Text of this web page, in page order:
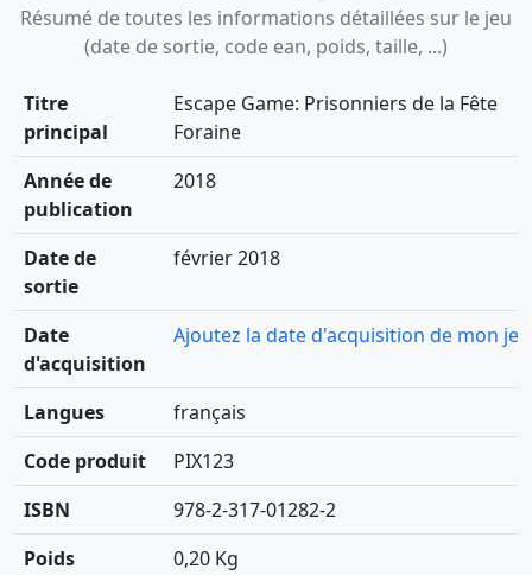
Résumé de toutes les informations détaillées sur le jeu
(date de sortie, code ean, poids, taille, ...)
Titre
principal
Escape Game: Prisonniers de la Fête
Foraine
Année de
publication
2018
Date de
sortie
février 2018
Date
d'acquisition
Ajoutez la date d'acquisition de mon jeu
Langues
français
Code produit
PIX123
ISBN
978-2-317-01282-2
Poids
0,20 Kg